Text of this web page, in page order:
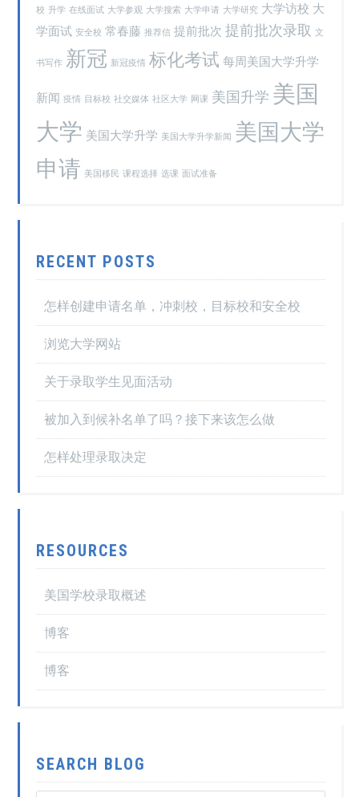
校 升学 在线面试 大学参观 大学搜索 大学申请 大学研究 大学访校 大
学面试 安全校 常春藤 推荐信 提前批次 提前批次录取 文
书写作 新冠 新冠疫情 标化考试 每周美国大学升学
新闻 疫情 目标校 社交媒体 社区大学 网课 美国升学 美国
大学 美国大学升学 美国大学升学新闻 美国大学
申请 美国移民 课程选择 选课 面试准备
RECENT POSTS
怎样创建申请名单，冲刺校，目标校和安全校
浏览大学网站
关于录取学生见面活动
被加入到候补名单了吗？接下来该怎么做
怎样处理录取决定
RESOURCES
美国学校录取概述
博客
博客
SEARCH BLOG